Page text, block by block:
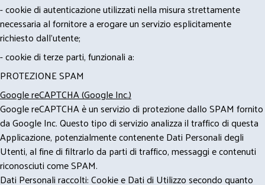
- cookie di autenticazione utilizzati nella misura strettamente
necessaria al fornitore a erogare un servizio esplicitamente
richiesto dall'utente;
- cookie di terze parti, funzionali a:
PROTEZIONE SPAM
Google reCAPTCHA (Google Inc.)
Google reCAPTCHA è un servizio di protezione dallo SPAM fornito
da Google Inc. Questo tipo di servizio analizza il traffico di questa
Applicazione, potenzialmente contenente Dati Personali degli
Utenti, al fine di filtrarlo da parti di traffico, messaggi e contenuti
riconosciuti come SPAM.
Dati Personali raccolti: Cookie e Dati di Utilizzo secondo quanto